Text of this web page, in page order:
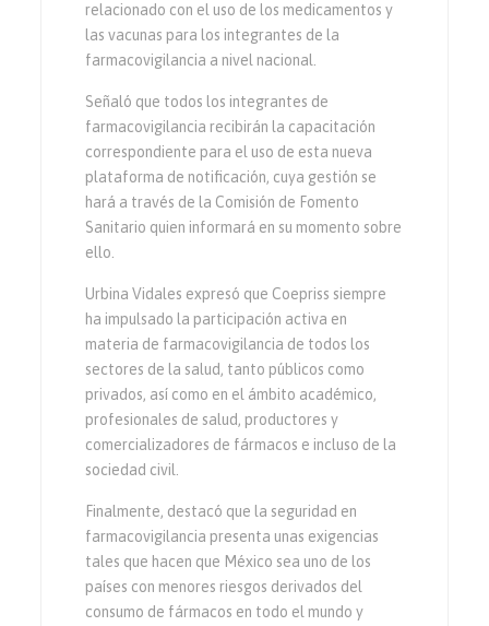
relacionado con el uso de los medicamentos y
las vacunas para los integrantes de la
farmacovigilancia a nivel nacional.
Señaló que todos los integrantes de
farmacovigilancia recibirán la capacitación
correspondiente para el uso de esta nueva
plataforma de notificación, cuya gestión se
hará a través de la Comisión de Fomento
Sanitario quien informará en su momento sobre
ello.
Urbina Vidales expresó que Coepriss siempre
ha impulsado la participación activa en
materia de farmacovigilancia de todos los
sectores de la salud, tanto públicos como
privados, así como en el ámbito académico,
profesionales de salud, productores y
comercializadores de fármacos e incluso de la
sociedad civil.
Finalmente, destacó que la seguridad en
farmacovigilancia presenta unas exigencias
tales que hacen que México sea uno de los
países con menores riesgos derivados del
consumo de fármacos en todo el mundo y